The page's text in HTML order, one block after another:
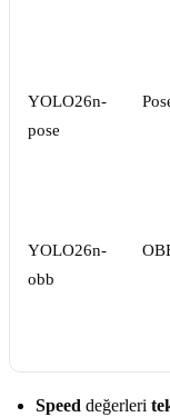
YOLO26n-
pose
YOLO26n-
obb
Speed değerleri